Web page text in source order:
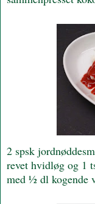
2 spsk
revet hvidløg og 1
med ½ dl kogende